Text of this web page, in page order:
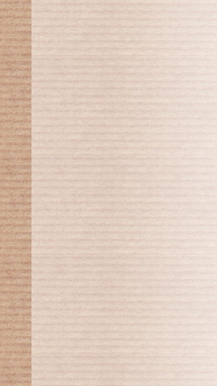
← Επιστροφή στο %s
Αναγνωρίστε τα συμπτώματα της εξάρτησης από το Διαδίκτυο και ζητήστε τη βοήθειά μας